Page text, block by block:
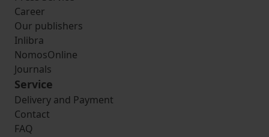
Career
Our publishers
Inlibra
NomosOnline
Journals
Service
Delivery and Payment
Contact
FAQ